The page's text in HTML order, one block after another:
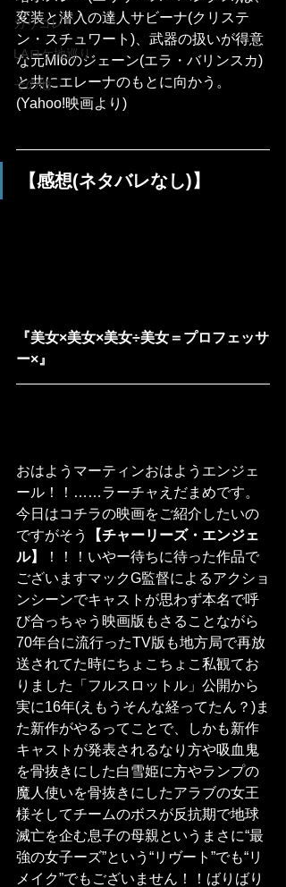
カリコレ
LAロケ地巡り
その他
変装と潜入の達人サビーナ(クリステ
ン・スチュワート)、武器の扱いが得意
な元MI6のジェーン(エラ・バリンスカ)
と共にエレーナのもとに向かう。
(Yahoo!映画より)
【感想(ネタバレなし)】
『美女×美女×美女÷美女＝プロフェッサ
ー×』
おはようマーティンおはようエンジェ
ール！！……ラーチャえだまめです。
今日はコチラの映画をご紹介したいの
ですがそう
【チャーリーズ・エンジェ
ル】
！！！いやー待ちに待った作品で
ございますマックG監督によるアクショ
ンシーンでキャストが思わず本名で呼
び合っちゃう映画版もさることながら
70年台に流行ったTV版も地方局で再放
送されてた時にちょこちょこ私観てお
りました「フルスロットル」公開から
実に16年(えもうそんな経ってたん？)ま
た新作がやるってことで、しかも新作
キャストが発表されるなり方や吸血鬼
を骨抜きにした白雪姫に方やランプの
魔人使いを骨抜きにしたアラブの女王
様そしてチームのボスが反抗期で地球
滅亡を企む息子の母親というまさに“最
強の女子ーズ”という“リヴート”でも“リ
メイク”でもございません！！ばりばり